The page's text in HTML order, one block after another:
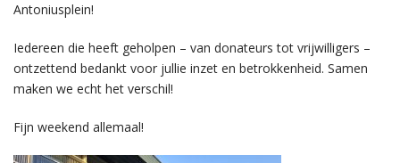
Antoniusplein!
Iedereen die heeft geholpen – van donateurs tot vrijwilligers –
ontzettend bedankt voor jullie inzet en betrokkenheid. Samen
maken we echt het verschil!
Fijn weekend allemaal!